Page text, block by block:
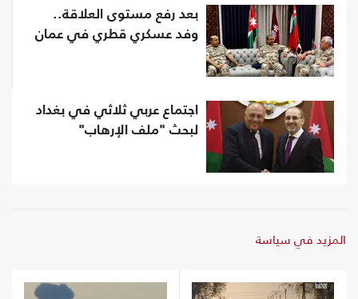
بعد رفع مستوى العلاقة..
وفد عسكري قطري في عمان
اجتماع عربي ثلاثي في بغداد
لبحث "ملف الإرهاب"
المزيد في سياسة